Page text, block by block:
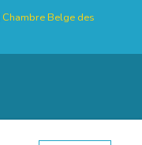
Chambre Belge des